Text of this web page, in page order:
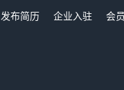
发布简历 企业入驻 会